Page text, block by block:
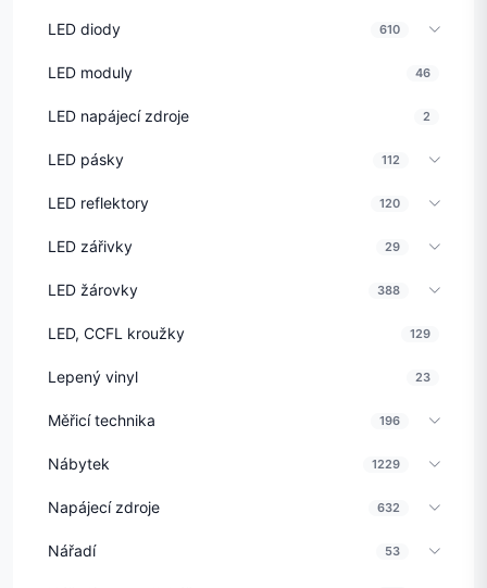
LED diody 610
LED moduly 46
LED napájecí zdroje 2
LED pásky 112
LED reflektory 120
LED zářivky 29
LED žárovky 388
LED, CCFL kroužky 129
Lepený vinyl 23
Měřicí technika 196
Nábytek 1229
Napájecí zdroje 632
Nářadí 53